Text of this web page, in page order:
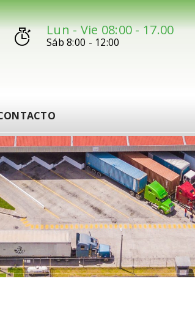
Lun - Vie 08:00 - 17.00
Sáb 8:00 - 12:00